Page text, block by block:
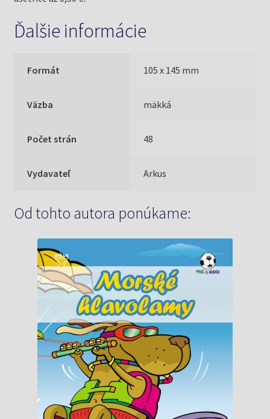
Ďalšie informácie
Formát 105 x 145 mm
Väzba mäkká
Počet strán 48
Vydavateľ Arkus
Od tohto autora ponúkame: